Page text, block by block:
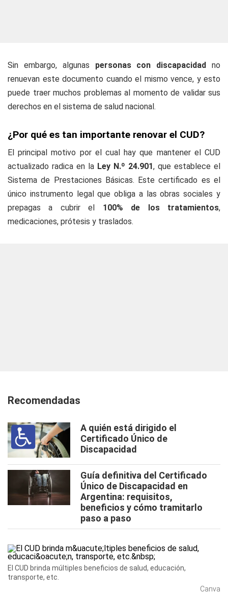
Sin embargo, algunas personas con discapacidad no
renuevan este documento cuando el mismo vence, y esto
puede traer muchos problemas al momento de validar sus
derechos en el sistema de salud nacional.
¿Por qué es tan importante renovar el CUD?
El principal motivo por el cual hay que mantener el CUD
actualizado radica en la Ley N.º 24.901, que establece el
Sistema de Prestaciones Básicas. Este certificado es el
único instrumento legal que obliga a las obras sociales y
prepagas a cubrir el 100% de los tratamientos,
medicaciones, prótesis y traslados.
Recomendadas
A quién está dirigido el
Certificado Único de
Discapacidad
Guía definitiva del Certificado
Único de Discapacidad en
Argentina: requisitos,
beneficios y cómo tramitarlo
paso a paso
El CUD brinda múltiples beneficios de salud, educación,
transporte, etc.
Canva